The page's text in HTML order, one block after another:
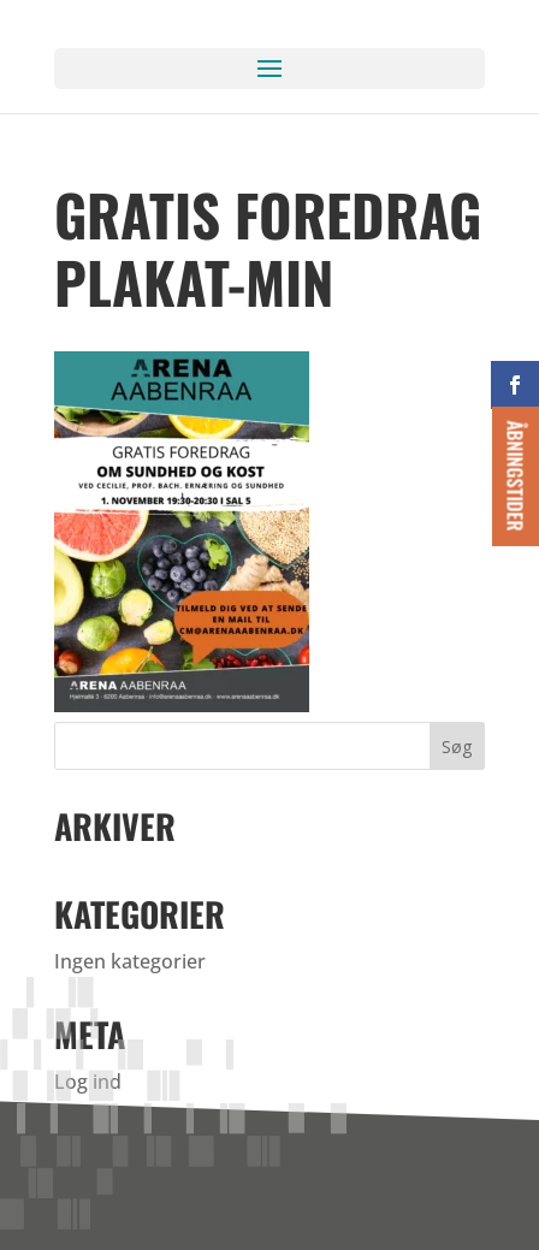
ÅBNINGSTIDER
GRATIS FOREDRAG
PLAKAT-MIN
ARKIVER
KATEGORIER
Ingen kategorier
META
Log ind